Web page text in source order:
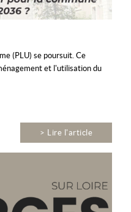
(PLU) se poursuit. Ce
et l'utilisation du
> Lire l'article